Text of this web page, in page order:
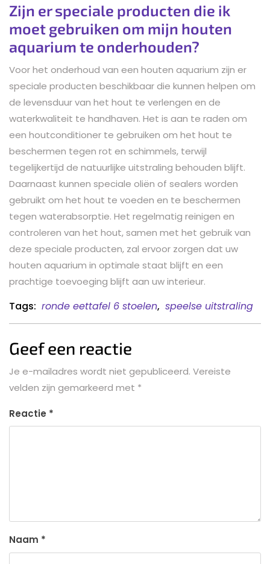
Zijn er speciale producten die ik
moet gebruiken om mijn houten
aquarium te onderhouden?
Voor het onderhoud van een houten aquarium zijn er
speciale producten beschikbaar die kunnen helpen om
de levensduur van het hout te verlengen en de
waterkwaliteit te handhaven. Het is aan te raden om
een houtconditioner te gebruiken om het hout te
beschermen tegen rot en schimmels, terwijl
tegelijkertijd de natuurlijke uitstraling behouden blijft.
Daarnaast kunnen speciale oliën of sealers worden
gebruikt om het hout te voeden en te beschermen
tegen waterabsorptie. Het regelmatig reinigen en
controleren van het hout, samen met het gebruik van
deze speciale producten, zal ervoor zorgen dat uw
houten aquarium in optimale staat blijft en een
prachtige toevoeging blijft aan uw interieur.
Tags: ronde eettafel 6 stoelen, speelse uitstraling
Geef een reactie
Je e-mailadres wordt niet gepubliceerd. Vereiste
velden zijn gemarkeerd met *
Reactie *
Naam *